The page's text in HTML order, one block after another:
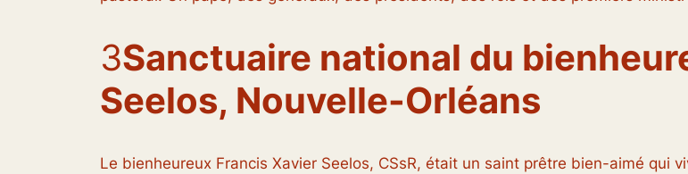
3Sanctuaire national du
Seelos, Nouvelle-Orléans
Le bienheureux Francis Xavier Seelos, CSsR, était un saint prêtre bien-aimé qui